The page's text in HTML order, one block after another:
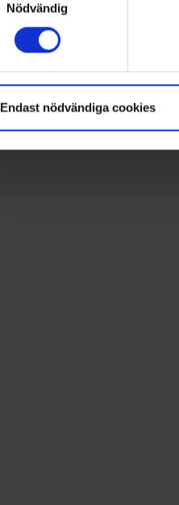
Nödvändig
Endast nödvändiga cookies